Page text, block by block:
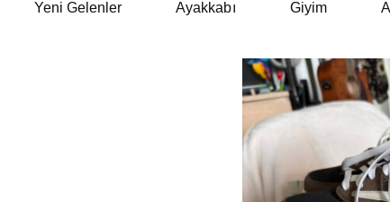
Yeni Gelenler Ayakkabı Giyim